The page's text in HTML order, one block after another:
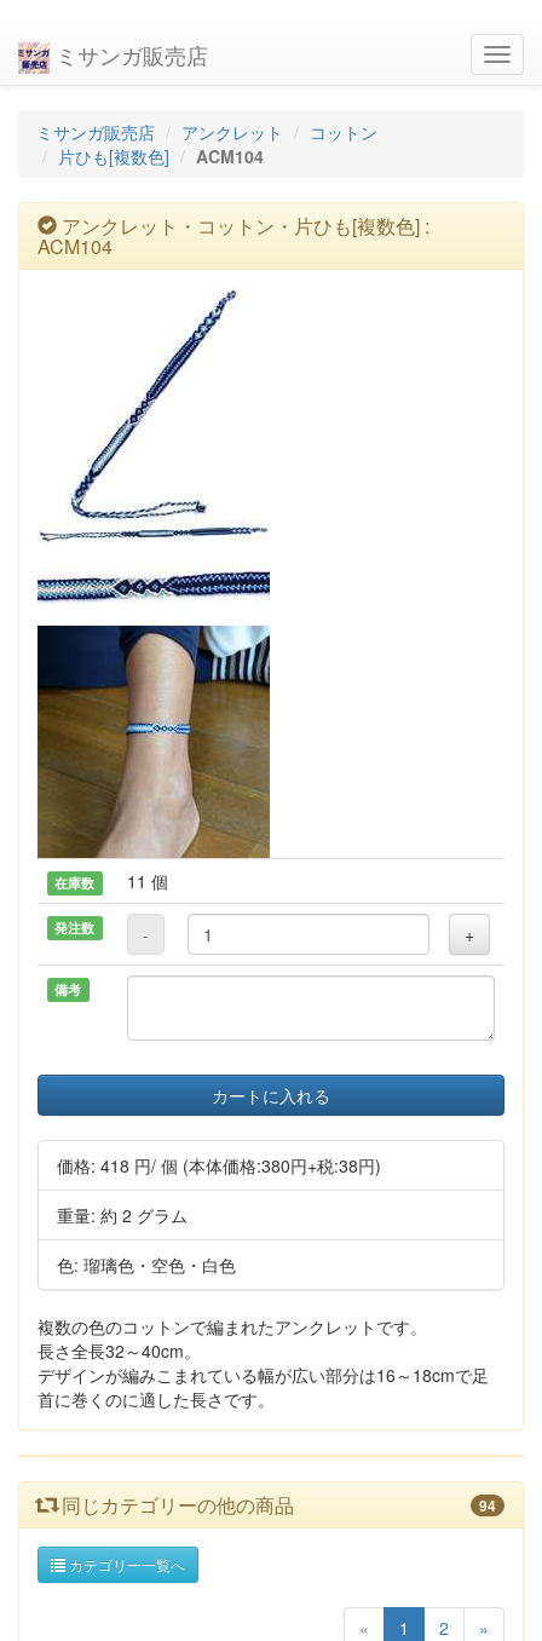
ミサンガ販売店
ミサンガ販売店 アンクレット
コットン
片ひも[複数色]
ACM104
アンクレット・コットン・片ひも[複数色] :
ACM104
在庫数 11 個
発注数 - +
備考
カートに入れる
価格: 418 円/ 個 (本体価格:380円+税:38円)
重量: 約 2 グラム
色: 瑠璃色・空色・白色
複数の色のコットンで編まれたアンクレットです。
長さ全長32～40cm。
デザインが編みこまれている幅が広い部分は16～18cmで足
首に巻くのに適した長さです。
同じカテゴリーの他の商品 94
カテゴリー一覧へ
« 1 2 »